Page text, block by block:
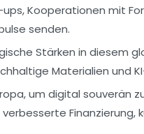
Kooperationen mit
senden.
Stärken in diesem
Materialien und
um digital souverän